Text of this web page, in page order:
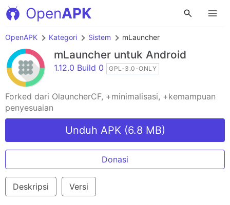
OpenAPK
OpenAPK Kategori Sistem mLauncher
mLauncher untuk Android
1.12.0 Build 0 GPL-3.0-ONLY
Forked dari OlauncherCF, +minimalisasi, +kemampuan
penyesuaian
Unduh APK (6.8 MB)
Donasi
Deskripsi Versi